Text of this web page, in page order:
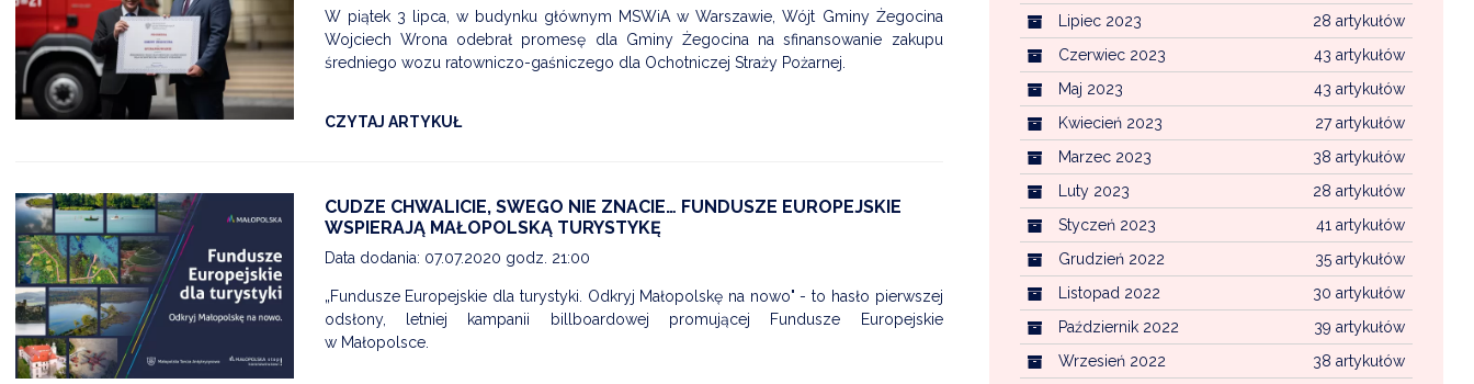
W piątek 3 lipca, w budynku głównym MSWiA w Warszawie, Wójt Gminy Żegocina
Wojciech Wrona odebrał promesę dla Gminy Żegocina na sfinansowanie zakupu
średniego wozu ratowniczo-gaśniczego dla Ochotniczej Straży Pożarnej.
CZYTAJ ARTYKUŁ
CUDZE CHWALICIE, SWEGO NIE ZNACIE… FUNDUSZE EUROPEJSKIE
WSPIERAJĄ MAŁOPOLSKĄ TURYSTYKĘ
Data dodania: 07.07.2020 godz. 21:00
„Fundusze Europejskie dla turystyki. Odkryj Małopolskę na nowo" - to hasło pierwszej
odsłony, letniej kampanii billboardowej promującej Fundusze Europejskie
w Małopolsce.
28 artykułów
Lipiec 2023
43 artykułów
Czerwiec 2023
43 artykułów
Maj 2023
27 artykułów
Kwiecień 2023
38 artykułów
Marzec 2023
28 artykułów
Luty 2023
41 artykułów
Styczeń 2023
35 artykułów
Grudzień 2022
30 artykułów
Listopad 2022
39 artykułów
Październik 2022
38 artykułów
Wrzesień 2022